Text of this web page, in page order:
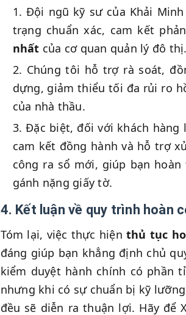
Đội ngũ kỹ sư của Khải
trạng chuẩn xác, cam kết
nhất của cơ quan quản lý đô thị.
Chúng tôi hỗ trợ rà soát,
dựng, giảm thiểu tối đa rủi ro
của nhà thầu.
Đặc biệt, đối với khách
cam kết đồng hành và hỗ trợ
công ra sổ mới, giúp bạn
gánh nặng giấy tờ.
4. Kết luận về quy trình hoàn
Tóm lại, việc thực hiện thủ tục
đáng giúp bạn khẳng định chủ
kiểm duyệt hành chính có phần
nhưng khi có sự chuẩn bị kỹ
đều sẽ diễn ra thuận lợi. Hãy để